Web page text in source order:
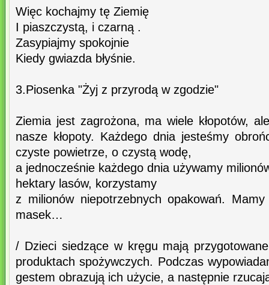
Więc kochajmy tę Ziemię
I piaszczystą, i czarną .
Zasypiajmy spokojnie
Kiedy gwiazda błyśnie.
3.Piosenka "Żyj z przyrodą w zgodzie"
Ziemia jest zagrożona, ma wiele kłopotów,
nasze kłopoty. Każdego dnia jesteśmy
czyste powietrze, o czystą wodę,
a jednocześnie każdego dnia używamy
hektary lasów, korzystamy
z milionów niepotrzebnych opakowań.
masek…
/ Dzieci siedzące w kręgu mają
produktach spożywczych. Podczas
gestem obrazują ich użycie, a następnie